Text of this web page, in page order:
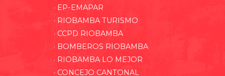
· EP-EMAPAR
· RIOBAMBA TURISMO
· CCPD RIOBAMBA
· BOMBEROS RIOBAMBA
· RIOBAMBA LO MEJOR
· CONCEJO CANTONAL